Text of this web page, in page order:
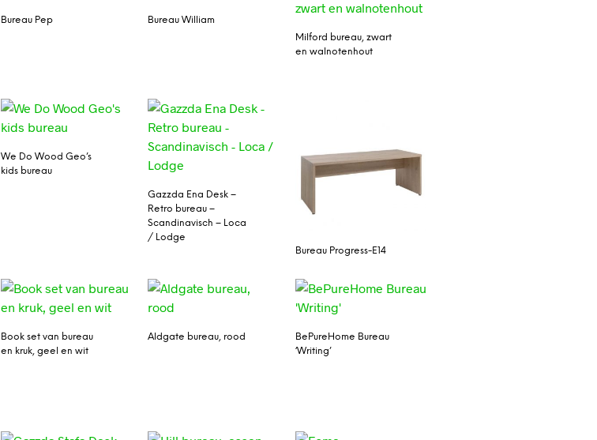
Bureau Pep
Bureau William
Milford bureau, zwart
en walnotenhout
We Do Wood Geo’s
kids bureau
Gazzda Ena Desk –
Retro bureau –
Scandinavisch – Loca
/ Lodge
Bureau Progress-E14
Book set van bureau
en kruk, geel en wit
Aldgate bureau, rood
BePureHome Bureau
‘Writing’